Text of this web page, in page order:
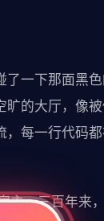
一下那面黑
的大厅，像
每一行代码
主。三百年来